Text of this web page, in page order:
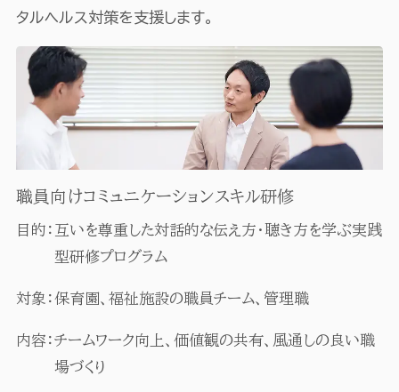
タルヘルス対策を支援します。
職員向けコミュニケーションスキル研修
目的： 互いを尊重した対話的な伝え方・聴き方を学ぶ実践
型研修プログラム
対象：保育園、福祉施設の職員チーム、管理職
内容：チームワーク向上、価値観の共有、風通しの良い職
場づくり